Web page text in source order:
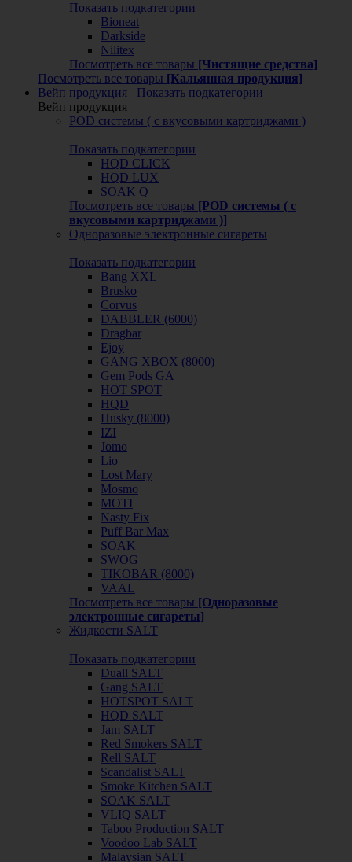
Показать подкатегории
Bioneat
Darkside
Nilitex
Посмотреть все товары [Чистящие средства]
Посмотреть все товары [Кальянная продукция]
Вейп продукция
Показать подкатегории
Вейп продукция
POD системы ( с вкусовыми картриджами )
Показать подкатегории
HQD CLICK
HQD LUX
SOAK Q
Посмотреть все товары [POD системы ( с
вкусовыми картриджами )]
Одноразовые электронные сигареты
Показать подкатегории
Bang XXL
Brusko
Corvus
DABBLER (6000)
Dragbar
Ejoy
GANG XBOX (8000)
Gem Pods GA
HOT SPOT
HQD
Husky (8000)
IZI
Jomo
Lio
Lost Mary
Mosmo
MOTI
Nasty Fix
Puff Bar Max
SOAK
SWOG
TIKOBAR (8000)
VAAL
Посмотреть все товары [Одноразовые
электронные сигареты]
Жидкости SALT
Показать подкатегории
Duall SALT
Gang SALT
HOTSPOT SALT
HQD SALT
Jam SALT
Red Smokers SALT
Rell SALT
Scandalist SALT
Smoke Kitchen SALT
SOAK SALT
VLIQ SALT
Taboo Production SALT
Voodoo Lab SALT
Malaysian SALT